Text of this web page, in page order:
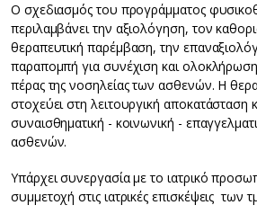
Ο σχεδιασμός του προγράμματος
περιλαμβάνει την αξιολόγηση, τον
θεραπευτική παρέμβαση, την
παραπομπή για συνέχιση και ολοκλήρωση
πέρας της νοσηλείας των ασθενών. Η
στοχεύει στη λειτουργική αποκατάσταση
συναισθηματική - κοινωνική -
ασθενών.
Υπάρχει συνεργασία με το ιατρικό
συμμετοχή στις ιατρικές επισκέψεις των